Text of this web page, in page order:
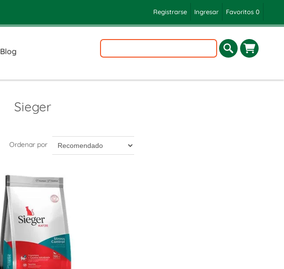
Registrarse Ingresar Favoritos 0
Blog
Sieger
Ordenar por